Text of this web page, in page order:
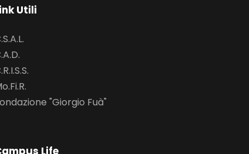
Utili
"Giorgio Fuà"